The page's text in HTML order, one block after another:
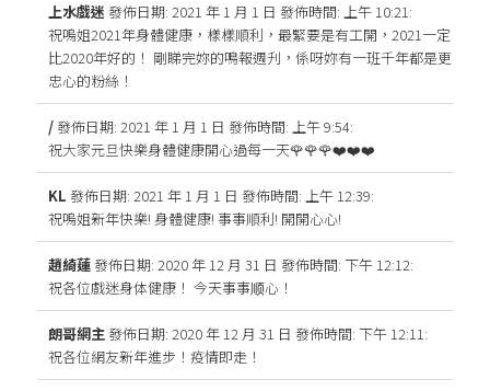
上水戲迷發佈日期: 2021 年 1 月 1 日 發佈時間: 上午 10:21:
祝嗚姐2021年身體健康，樣樣順利，最緊要是有工開，2021一定
比2020年好的！ 剛睇完妳的鳴報週刋，係呀妳有一班千年都是更
忠心的粉絲！
/發佈日期: 2021 年 1 月 1 日 發佈時間: 上午 9:54:
祝大家元旦快樂身體健康開心過每一天🌹🌹🌹❤️❤️❤️
KL發佈日期: 2021 年 1 月 1 日 發佈時間: 上午 12:39:
祝嗚姐新年快樂! 身體健康! 事事順利! 開開心心!
趙綺蓮發佈日期: 2020 年 12 月 31 日 發佈時間: 下午 12:12:
祝各位戲迷身体健康！ 今天事事顺心！
朗哥網主發佈日期: 2020 年 12 月 31 日 發佈時間: 下午 12:11:
祝各位網友新年進步！疫情即走！